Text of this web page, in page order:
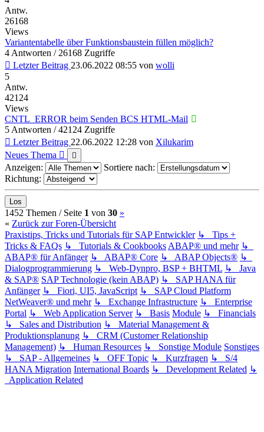
Antw.
26168
Views
Variantentabelle über Funktionsbaustein füllen möglich?
4 Antworten / 26168 Zugriffe
Letzter Beitrag 23.06.2022 08:55 von wolli
5
Antw.
42124
Views
CNTL_ERROR beim Senden BCS HTML-Mail
5 Antworten / 42124 Zugriffe
Letzter Beitrag 22.06.2022 12:28 von Xilukarim
Neues Thema
Anzeigen:
Sortiere nach:
Richtung:
1452 Themen / Seite 1 von 30 (current)
»
« Zurück zur Foren-Übersicht
Praxistips, Tricks und Tutorials für SAP Entwickler ↳ Tips +
Tricks & FAQs ↳ Tutorials & Cookbooks ABAP® und mehr ↳
ABAP® für Anfänger ↳ ABAP® Core ↳ ABAP Objects® ↳
Dialogprogrammierung ↳ Web-Dynpro, BSP + BHTML ↳ Java
& SAP® SAP Technologie (kein ABAP) ↳ SAP HANA für
Anfänger ↳ Fiori, UI5, JavaScript ↳ SAP Cloud Platform
NetWeaver® und mehr ↳ Exchange Infrastructure ↳ Enterprise
Portal ↳ Web Application Server ↳ Basis Module ↳ Financials
↳ Sales and Distribution ↳ Material Management &
Produktionsplanung ↳ CRM (Customer Relationship
Management) ↳ Human Resources ↳ Sonstige Module Sonstiges
↳ SAP - Allgemeines ↳ OFF Topic ↳ Kurzfragen ↳ S/4
HANA Migration International Boards ↳ Development Related ↳
Application Related